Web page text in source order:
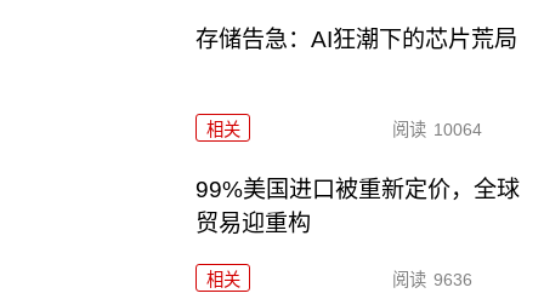
存储告急：AI狂潮下的芯片荒局
相关 阅读 10064
99%美国进口被重新定价，全球
贸易迎重构
相关 阅读 9636